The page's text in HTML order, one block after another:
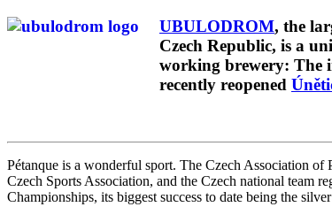
UBULODROM, the
Czech Republic, is a
working brewery: The
recently reopened
Pétanque is a wonderful sport. The Czech Association
Czech Sports Association, and the Czech national team
Championships, its biggest success to date being the